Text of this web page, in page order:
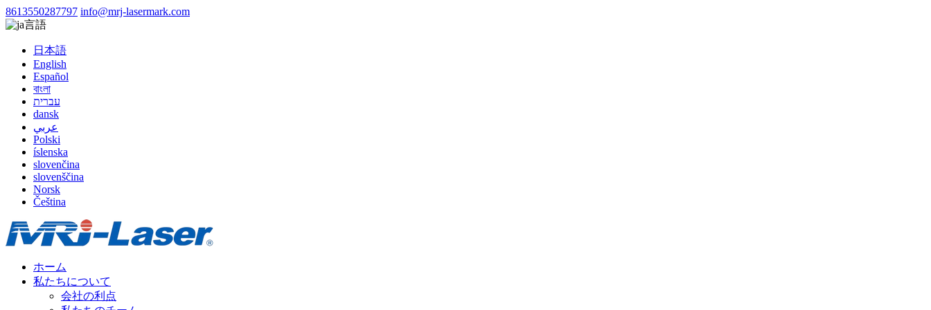
8613550287797 info@mrj-lasermark.com
言語
日本語
English
Español
বাংলা
עברית
dansk
عربي
Polski
íslenska
slovenčina
slovenščina
Norsk
Čeština
ホーム
私たちについて
会社の利点